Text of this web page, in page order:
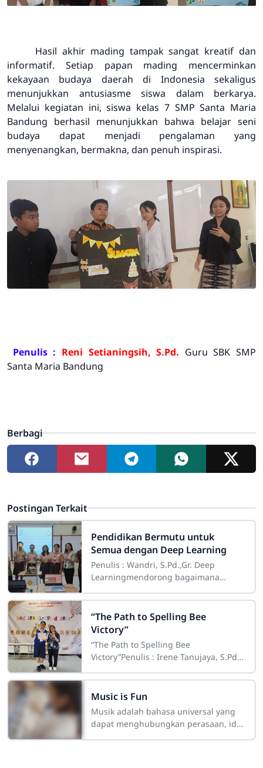
Hasil akhir mading tampak sangat kreatif dan
informatif. Setiap papan mading mencerminkan
kekayaan budaya daerah di Indonesia sekaligus
menunjukkan antusiasme siswa dalam berkarya.
Melalui kegiatan ini, siswa kelas 7 SMP Santa Maria
Bandung berhasil menunjukkan bahwa belajar seni
budaya dapat menjadi pengalaman yang
menyenangkan, bermakna, dan penuh inspirasi.
Penulis : Reni Setianingsih, S.Pd. Guru SBK SMP
Santa Maria Bandung
Berbagi
Postingan Terkait
Pendidikan Bermutu untuk
Semua dengan Deep Learning
Penulis : Wandri, S.Pd.,Gr. Deep
Learningmendorong bagaimana
manusia dengan segala perbedaan
kemampuan dan
“The Path to Spelling Bee
Victory”
“The Path to Spelling Bee
Victory”Penulis : Irene Tanujaya, S.Pd.
class. CLASS…. CLASS; C-L-A-S-S; CLASS
Music is Fun
Musik adalah bahasa universal yang
dapat menghubungkan perasaan, ide,